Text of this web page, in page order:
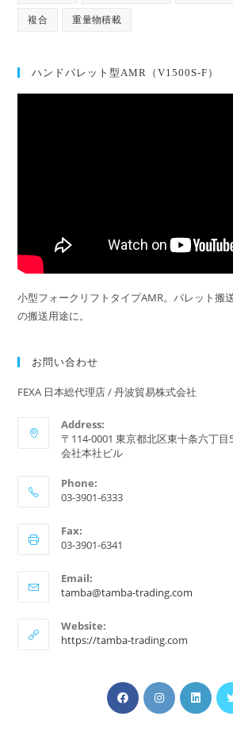
複合 重量物積載
ハンドパレット型AMR（V1500S-F）
小型フォークリフトタイプAMR。パレット搬
の搬送用途に。
お問い合わせ
FEXA 日本総代理店 / 丹波貿易株式会社
Address:
〒114-0001 東京都北区東十条六丁
会社本社ビル
Phone:
03-3901-6333
Fax:
03-3901-6341
Email:
tamba@tamba-trading.com
ン
で
Website:
https://tamba-trading.com
新
し
新
し
新
し